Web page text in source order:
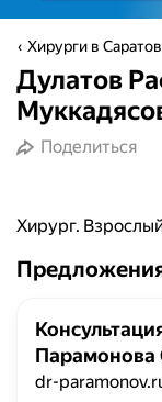
Хирурги в
Дулатов
Поделиться
Хирург.
Парамонова
dr-